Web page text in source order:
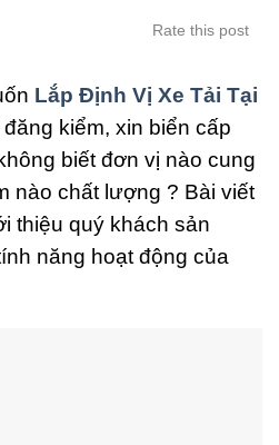
Rate this post
Lắp Định Vị Xe Tải Tại
đăng kiểm, xin biển cấp
biết đơn vị nào cung
nào chất lượng ? Bài viết
thiệu quý khách sản
năng hoạt động của